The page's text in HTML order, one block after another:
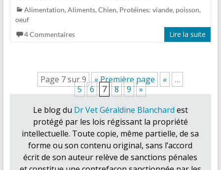
Alimentation, Aliments, Chien, Protéines: viande, poisson,
oeuf
4 Commentaires
Lire la suite
Page 7 sur 9 « Première page «
…
5
6 7 8 9
»
Le blog du Dr Vet Géraldine Blanchard est
protégé par les lois régissant la propriété
intellectuelle. Toute copie, même partielle, de sa
forme ou son contenu original, sans l’accord
écrit de son auteur relève de sanctions pénales